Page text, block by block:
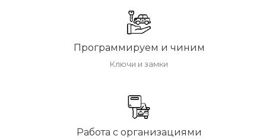
Программируем и чиним
Ключи и замки
Работа с организациями